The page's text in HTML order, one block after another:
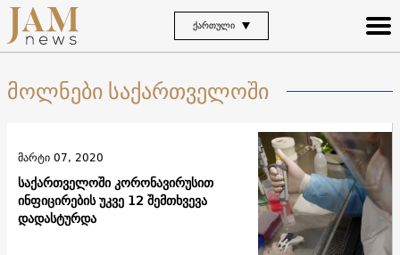
ᲥᲐᲠᲗᲣᲚᲘ
მოლნები საქართველოში
საქართველოში კორონავირუსით
ინფიცირების უკვე 12 შემთხვევა
დადასტურდა
მარტი 07, 2020